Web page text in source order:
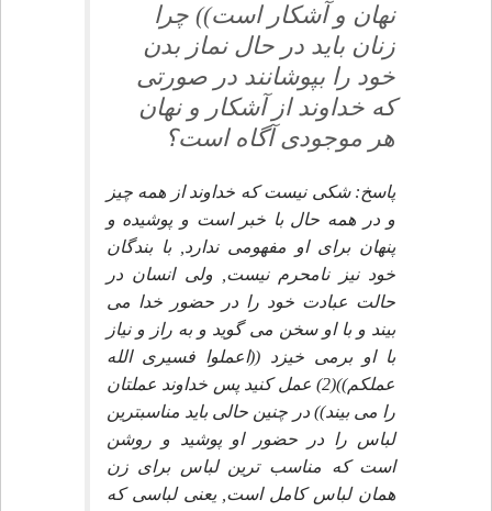
نهان و آشكار است)) چرا
زنان بايد در حال نماز بدن
خود را بپوشانند در صورتى
كه خداوند از آشكار و نهان
هر موجودى آگاه است؟
پاسخ: شكى نيست كه خداوند از همه چيز
و در همه حال با خبر است و پوشيده و
پنهان براى او مفهومى ندارد, با بندگان
خود نيز نامحرم نيست, ولى انسان در
حالت عبادت خود را در حضور خدا مى
بيند و با او سخن مى گويد و به راز و نياز
با او برمى خيزد ((اعملوا فسيرى الله
عملكم))(2) عمل كنيد پس خداوند عملتان
را مى بيند)) در چنين حالى بايد مناسبترين
لباس را در حضور او پوشيد و روشن
است كه مناسب ترين لباس براى زن
همان لباس كامل است, يعنى لباسى كه